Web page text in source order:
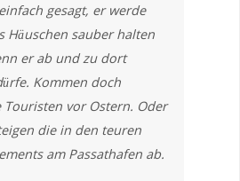
gesagt, er werde
Häuschen sauber halten
er ab und zu dort
Kommen doch
Touristen vor Ostern. Oder
die in den teuren
am Passathafen ab.